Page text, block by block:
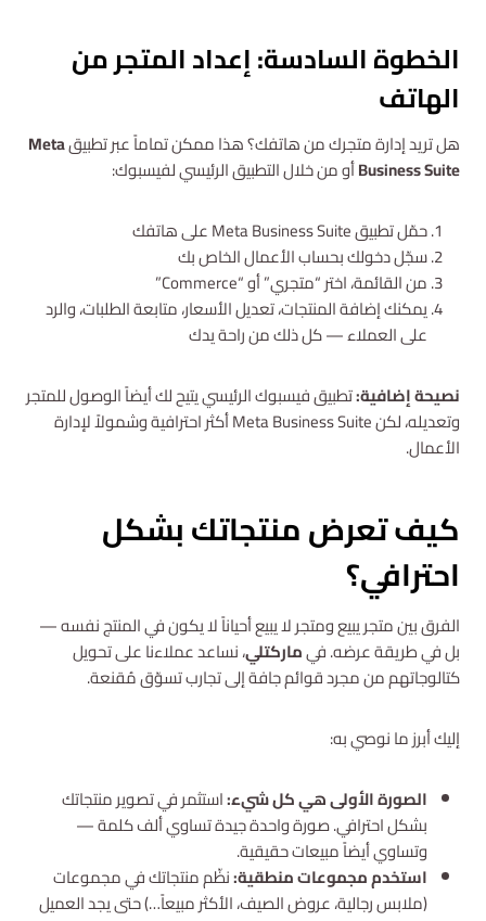
الخطوة السادسة: إعداد المتجر من
الهاتف
هل تريد إدارة متجرك من هاتفك؟ هذا ممكن تماماً عبر تطبيقMeta
Business Suiteأو من خلال التطبيق الرئيسي لفيسبوك:
حمّل تطبيق Meta Business Suite على هاتفك
سجّل دخولك بحساب الأعمال الخاص بك
من القائمة، اختر “متجري” أو “Commerce”
يمكنك إضافة المنتجات، تعديل الأسعار، متابعة الطلبات، والرد
على العملاء — كل ذلك من راحة يدك
نصيحة إضافية:تطبيق فيسبوك الرئيسي يتيح لك أيضاً الوصول للمتجر
وتعديله، لكن Meta Business Suite أكثر احترافية وشمولاً لإدارة
الأعمال.
كيف تعرض منتجاتك بشكل
احترافي؟
الفرق بين متجر يبيع ومتجر لا يبيع أحياناً لا يكون في المنتج نفسه —
بل في طريقة عرضه. فيماركتلي، نساعد عملاءنا على تحويل
كتالوجاتهم من مجرد قوائم جافة إلى تجارب تسوّق مُقنعة.
إليك أبرز ما نوصي به:
الصورة الأولى هي كل شيء:استثمر في تصوير منتجاتك
بشكل احترافي. صورة واحدة جيدة تساوي ألف كلمة —
وتساوي أيضاً مبيعات حقيقية.
استخدم مجموعات منطقية:نظّم منتجاتك في مجموعات
(ملابس رجالية، عروض الصيف، الأكثر مبيعاً…) حتى يجد العميل